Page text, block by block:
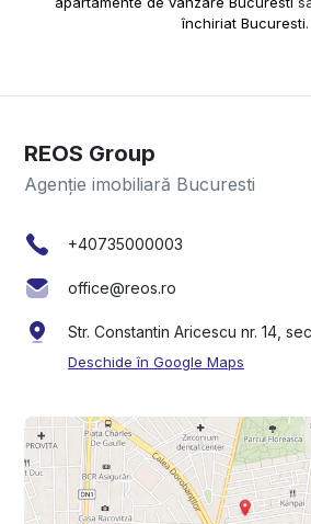
închiriat Bucuresti.
REOS Group
Agenție imobiliară Bucuresti
+40735000003
office@reos.ro
Str. Constantin Aricescu nr. 14,
Deschide în Google Maps